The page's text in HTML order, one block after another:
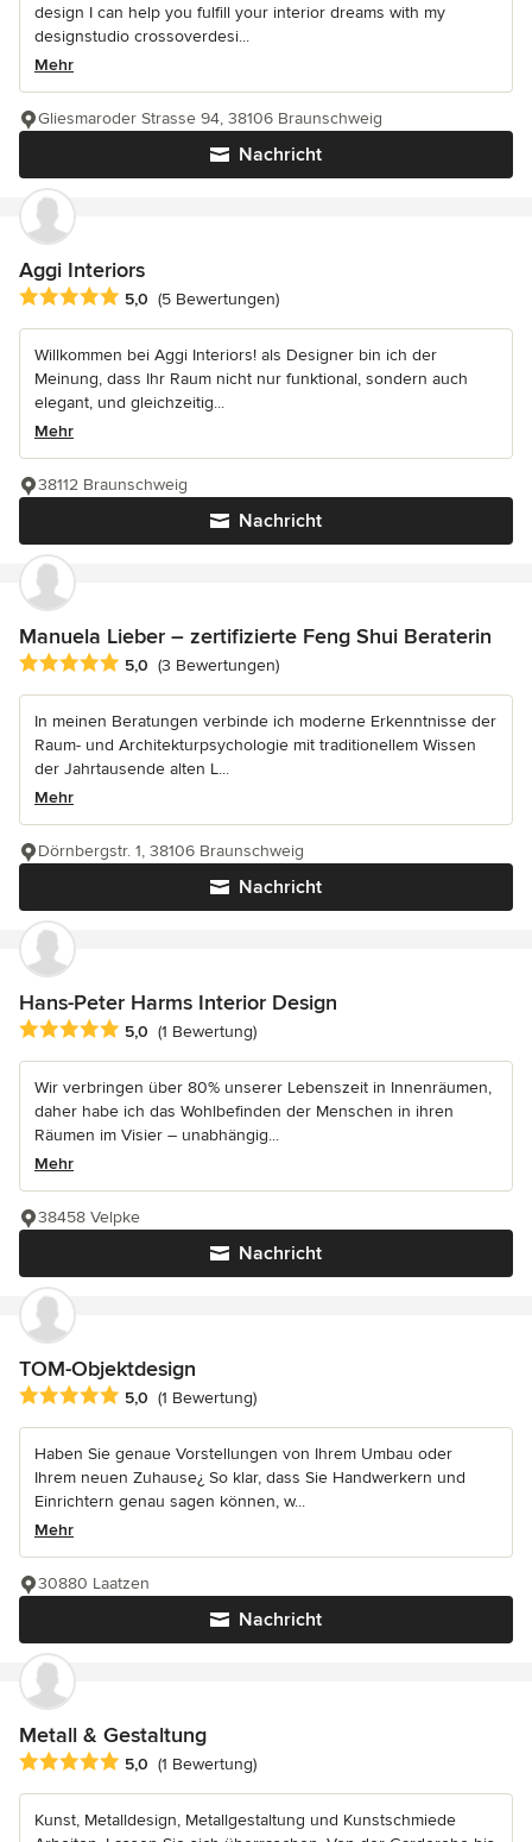
design I can help you fulfill your interior dreams with my
designstudio crossoverdesi...
Mehr
Nachricht
Gliesmaroder Strasse 94, 38106 Braunschweig
Aggi Interiors
Durchschnittliche Bewertung: 5 von 5 Sternen
5,0 (5 Bewertungen)
Willkommen bei Aggi Interiors! als Designer bin ich der
Meinung, dass Ihr Raum nicht nur funktional, sondern auch
elegant, und gleichzeitig...
Mehr
Nachricht
38112 Braunschweig
Manuela Lieber – zertifizierte Feng Shui Beraterin
Durchschnittliche Bewertung: 5 von 5 Sternen
5,0 (3 Bewertungen)
In meinen Beratungen verbinde ich moderne Erkenntnisse der
Raum- und Architekturpsychologie mit traditionellem Wissen
der Jahrtausende alten L...
Mehr
Nachricht
Dörnbergstr. 1, 38106 Braunschweig
Hans-Peter Harms Interior Design
Durchschnittliche Bewertung: 5 von 5 Sternen
5,0 (1 Bewertung)
Wir verbringen über 80% unserer Lebenszeit in Innenräumen,
daher habe ich das Wohlbefinden der Menschen in ihren
Räumen im Visier – unabhängig...
Mehr
Nachricht
38458 Velpke
TOM-Objektdesign
Durchschnittliche Bewertung: 5 von 5 Sternen
5,0 (1 Bewertung)
Haben Sie genaue Vorstellungen von Ihrem Umbau oder
Ihrem neuen Zuhause¿ So klar, dass Sie Handwerkern und
Einrichtern genau sagen können, w...
Mehr
Nachricht
30880 Laatzen
Metall & Gestaltung
Durchschnittliche Bewertung: 5 von 5 Sternen
5,0 (1 Bewertung)
Kunst, Metalldesign, Metallgestaltung und Kunstschmiede